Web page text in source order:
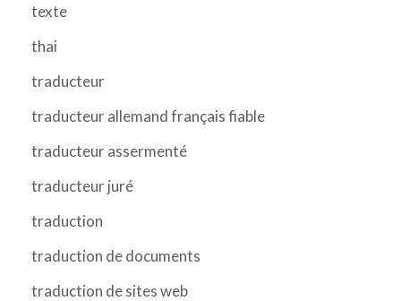
texte
thai
traducteur
traducteur allemand français fiable
traducteur assermenté
traducteur juré
traduction
traduction de documents
traduction de sites web